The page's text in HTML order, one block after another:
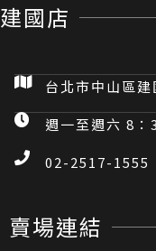
建國店
台北市中山區
週一至週六 8
02-2517-1555
賣場連結